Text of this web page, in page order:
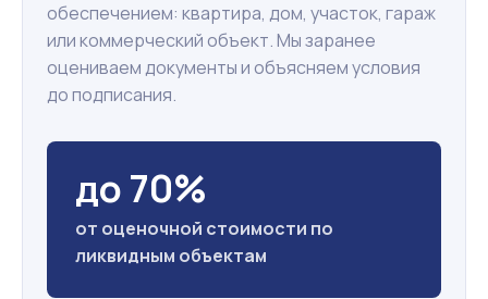
обеспечением: квартира, дом, участок, гараж
или коммерческий объект. Мы заранее
оцениваем документы и объясняем условия
до подписания.
до 70%
от оценочной стоимости по
ликвидным объектам